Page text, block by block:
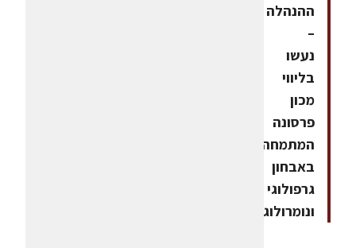
ההנהלה
–
נעשו
בליווי
מכון
פרסונה
המתמחה
באבחון
גרפולוגי
ונומרולוגי